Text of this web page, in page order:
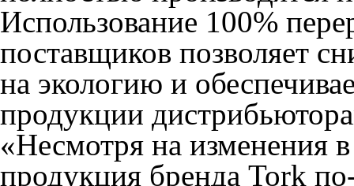
Использование 100%
поставщиков позволяет
на экологию и
продукции
«Несмотря на изменения
продукция бренда Tork